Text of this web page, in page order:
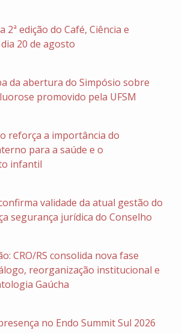
2ª edição do Café, Ciência e
20 de agosto
da abertura do Simpósio sobre
promovido pela UFSM
reforça a importância do
para a saúde e o
infantil
validade da atual gestão do
segurança jurídica do Conselho
CRO/RS consolida nova fase
reorganização institucional e
Gaúcha
no Endo Summit Sul 2026